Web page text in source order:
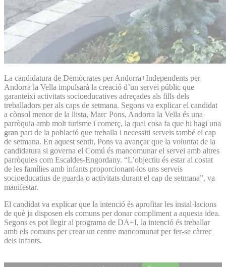
La candidatura de Demòcrates per Andorra+Independents per
Andorra la Vella impulsarà la creació d’un servei públic que
garanteixi activitats socioeducatives adreçades als fills dels
treballadors per als caps de setmana. Segons va explicar el candidat
a cònsol menor de la llista, Marc Pons, Andorra la Vella és una
parròquia amb molt turisme i comerç, la qual cosa fa que hi hagi una
gran part de la població que treballa i necessiti serveis també el cap
de setmana. En aquest sentit, Pons va avançar que la voluntat de la
candidatura si governa el Comú és mancomunar el servei amb altres
parròquies com Escaldes-Engordany. “L’objectiu és estar al costat
de les famílies amb infants proporcionant-los uns serveis
socioeducatius de guarda o activitats durant el cap de setmana”, va
manifestar.
El candidat va explicar que la intenció és aprofitar les instal·lacions
de què ja disposen els comuns per donar compliment a aquesta idea.
Segons es pot llegir al programa de DA+I, la intenció és treballar
amb els comuns per crear un centre mancomunat per fer-se càrrec
dels infants.